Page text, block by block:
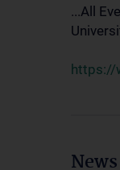
...All
https://
News